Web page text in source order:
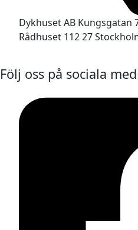
Dykhuset AB Kungsgatan
Rådhuset 112 27
Följ oss på sociala